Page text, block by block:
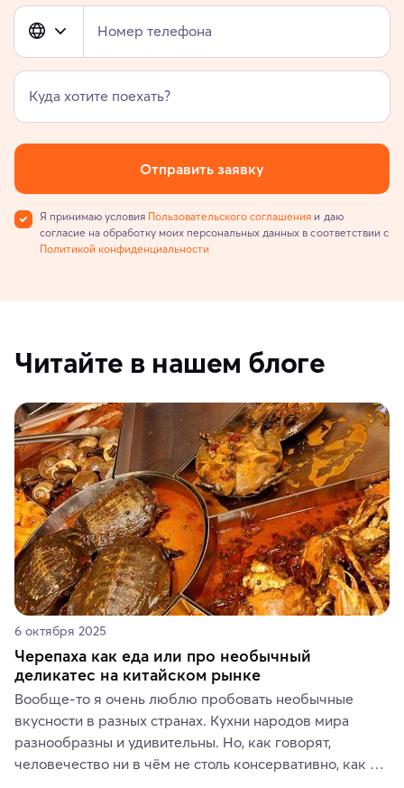
Номер телефона
Куда хотите поехать?
Отправить заявку
Я принимаю условия Пользовательского соглашения и даю
согласие на обработку моих персональных данных в соответствии с
Политикой конфиденциальности
Читайте в нашем блоге
6 октября 2025
Черепаха как еда или про необычный
деликатес на китайском рынке
Вообще-то я очень люблю пробовать необычные
вкусности в разных странах. Кухни народов мира
разнообразны и удивительны. Но, как говорят,
человечество ни в чём не столь консервативно, как в